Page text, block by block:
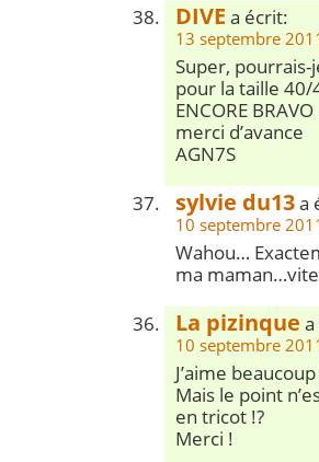
DIVE a écrit:
13 septembre
Super,
pour la taille
ENCORE BRAVO
merci d’avance
AGN7S
sylvie du13a
10 septembre
Wahou…
ma
La pizinque
10 septembre
J’aime
Mais le point
en tricot !?
Merci !